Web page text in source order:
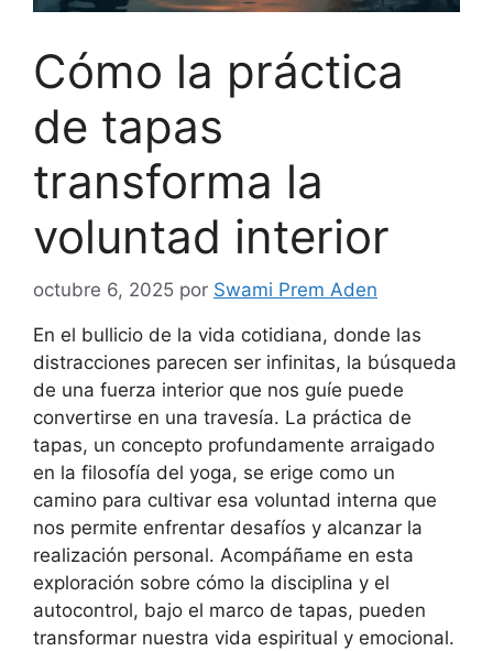
Cómo la práctica
de tapas
transforma la
voluntad interior
octubre 6, 2025 por Swami Prem Aden
En el bullicio de la vida cotidiana, donde las
distracciones parecen ser infinitas, la búsqueda
de una fuerza interior que nos guíe puede
convertirse en una travesía. La práctica de
tapas, un concepto profundamente arraigado
en la filosofía del yoga, se erige como un
camino para cultivar esa voluntad interna que
nos permite enfrentar desafíos y alcanzar la
realización personal. Acompáñame en esta
exploración sobre cómo la disciplina y el
autocontrol, bajo el marco de tapas, pueden
transformar nuestra vida espiritual y emocional.